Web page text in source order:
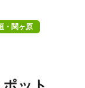
・関ヶ原